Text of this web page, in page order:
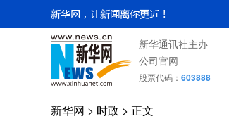
新华通讯社主办
公司官网
股票代码： 603888
新华网 > 时政 > 正文